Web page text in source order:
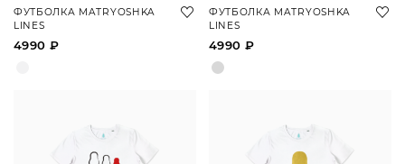
ФУТБОЛКА MATRYOSHKA
LINES
4990 ₽
ФУТБОЛКА MATRYOSHKA
LINES
4990 ₽